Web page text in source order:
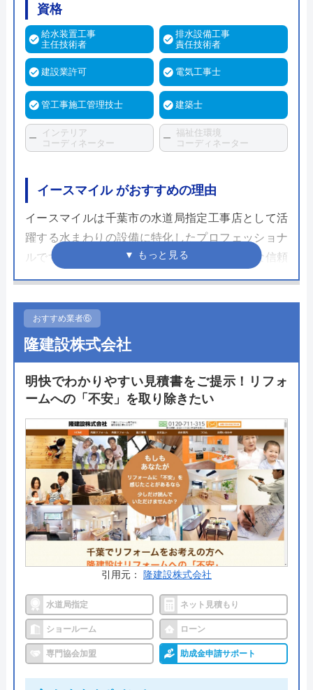
資格
給水装置工事
主任技術者
排水設備工事
責任技術者
建設業許可 電気工事士
管工事施工管理技士 建築士
インテリア
コーディネーター
福祉住環境
コーディネーター
イースマイル がおすすめの理由
イースマイルは千葉市の水道局指定工事店として活
躍する水まわりの設備に特化したプロフェッショナ
ルです。市営水道の工事も対応できる圧倒的な信頼
度が強みで、熟練のスタッフが施工を担当します。
かりますが、イースマイルでは豊富な経験から最適
な設備を選定してくれます。さらにその設備は安価
で入荷できるため施工費用を抑えることも狙えま
す。
なのが嬉しいポイント。詳しくはフリーダイヤルか
ら直接のお問い合わせが可能です。
公式サイトで
料金詳細を見る
今すぐ電話で相談する
0120-091-026
受付時間： 24時間
イースマイル の基本情報
運営会社 株式会社イ―スマイル
おすすめ業者⑥
隆建設株式会社
明快でわかりやすい見積書をご提示！リフォ
ームへの「不安」を取り除きたい
引用元： 隆建設株式会社
水道局指定 ネット見積もり
ショールーム ローン
専門協会加盟 助成金申請サポート